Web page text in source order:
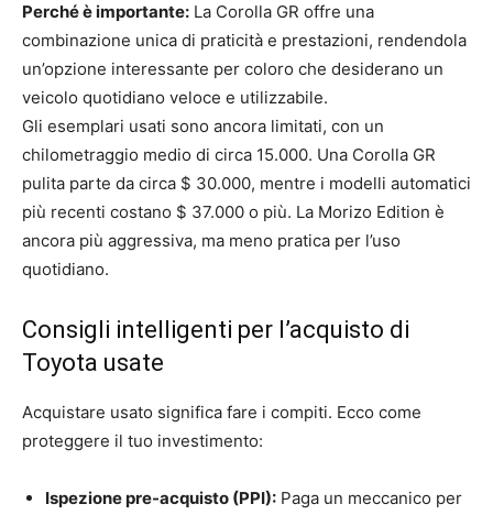
Perché è importante: La Corolla GR offre una
combinazione unica di praticità e prestazioni, rendendola
un’opzione interessante per coloro che desiderano un
veicolo quotidiano veloce e utilizzabile.
Gli esemplari usati sono ancora limitati, con un
chilometraggio medio di circa 15.000. Una Corolla GR
pulita parte da circa $ 30.000, mentre i modelli automatici
più recenti costano $ 37.000 o più. La Morizo ​​Edition è
ancora più aggressiva, ma meno pratica per l’uso
quotidiano.
Consigli intelligenti per l’acquisto di
Toyota usate
Acquistare usato significa fare i compiti. Ecco come
proteggere il tuo investimento:
Ispezione pre-acquisto (PPI): Paga un meccanico per